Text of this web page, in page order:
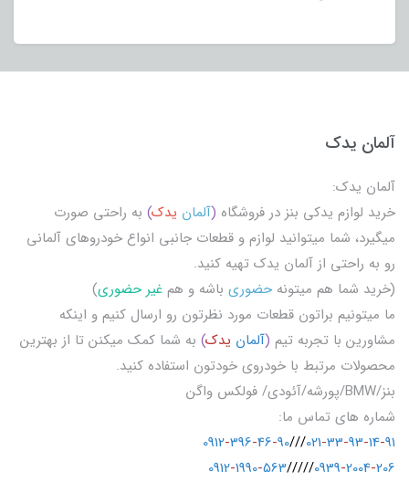
آلمان یدک
آلمان یدک:
خرید لوازم یدکی بنز در فروشگاه (آلمان یدک) به راحتی صورت
میگیرد، شما میتوانید لوازم و قطعات جانبی انواع خودروهای آلمانی
رو به راحتی از آلمان یدک تهیه کنید.
(خرید شما هم میتونه حضوری باشه و هم غیر حضوری)
ما میتونیم براتون قطعات مورد نظرتون رو ارسال کنیم و اینکه
مشاورین با تجربه تیم (آلمان یدک) به شما کمک میکنن تا از بهترین
محصولات مرتبط با خودروی خودتون استفاده کنید.
بنز/BMW/پورشه/آئودی/ فولکس واگن
شماره های تماس ما:
021-33-93-14-91
///
0912-396-46-90
0939-2004-206
/////
0912-1990-563